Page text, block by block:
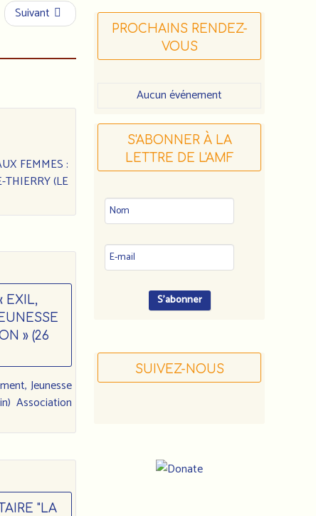
Suivant
FEMMES :
(LE
EXIL,
» (26
Jeunesse
Association
"LA
PROCHAINS RENDEZ-
VOUS
Aucun événement
S'ABONNER À LA
LETTRE DE L'AMF
SUIVEZ-NOUS